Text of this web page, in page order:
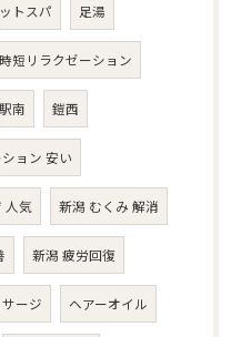
トスパ 足湯
時短リラクゼーション
南 鎧西
ョン 安い
人気 新潟 むくみ 解消
新潟 疲労回復
ージ ヘアーオイル